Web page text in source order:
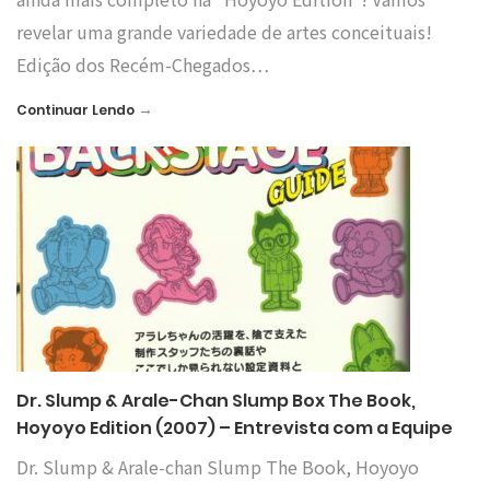
revelar uma grande variedade de artes conceituais!
Edição dos Recém-Chegados…
Continuar Lendo →
Dr. Slump & Arale-Chan Slump Box The Book,
Hoyoyo Edition (2007) – Entrevista com a Equipe
Dr. Slump & Arale-chan Slump The Book, Hoyoyo